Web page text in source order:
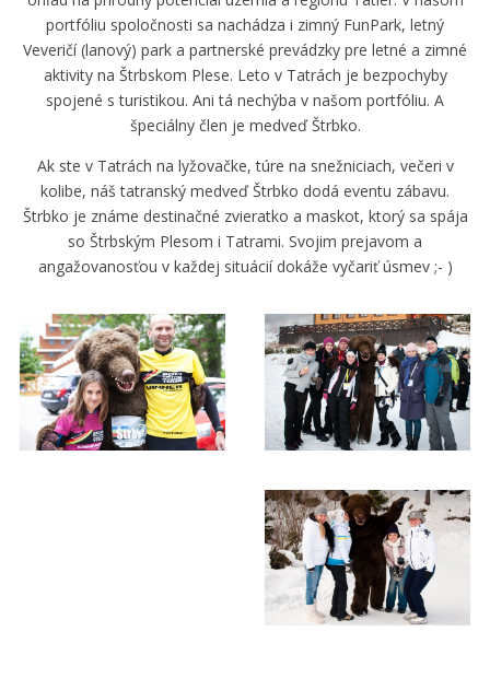
portfóliu spoločnosti sa nachádza i zimný FunPark, letný
Veveričí (lanový) park a partnerské prevádzky pre letné a zimné
aktivity na Štrbskom Plese. Leto v Tatrách je bezpochyby
spojené s turistikou. Ani tá nechýba v našom portfóliu. A
špeciálny člen je medveď Štrbko.
Ak ste v Tatrách na lyžovačke, túre na snežniciach, večeri v
kolibe, náš tatranský medveď Štrbko dodá eventu zábavu.
Štrbko je známe destinačné zvieratko a maskot, ktorý sa spája
so Štrbským Plesom i Tatrami. Svojim prejavom a
angažovanosťou v každej situácií dokáže vyčariť úsmev ;- )